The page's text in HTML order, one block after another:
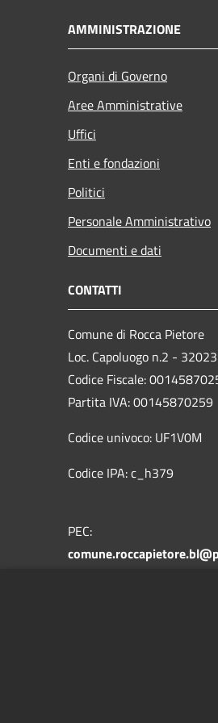
AMMINISTRAZIONE
Organi di Governo
Aree Amministrative
Uffici
Enti e fondazioni
Politici
Personale Amministrativo
Documenti e dati
CONTATTI
Comune di Rocca Pietore
Loc. Capoluogo n.2 -
Codice Fiscale:
Partita IVA: 00145870259
Codice univoco: UF1V0M
Codice IPA: c_h379
PEC: